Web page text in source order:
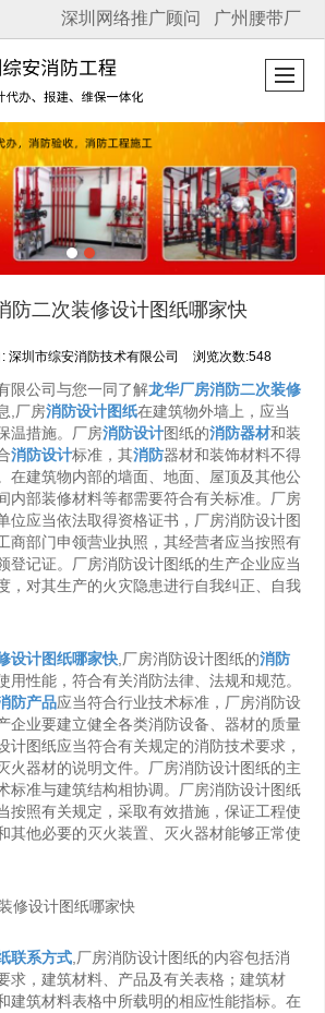
很遗憾，因您的浏览器版本过低导致无法获得最佳浏览体验，推荐下载安装谷歌浏览器！
深圳网络推广顾问 广州腰带厂
防二次装修设计图纸哪家快
:深圳市综安消防技术有限公司 浏览次数:548
限公司与您一同了解龙华厂房消防二次装修
,厂房消防设计图纸在建筑物外墙上，应当
温措施。厂房消防设计图纸的消防器材和装
消防设计标准，其消防器材和装饰材料不得
在建筑物内部的墙面、地面、屋顶及其他公
内部装修材料等都需要符合有关标准。厂房
位应当依法取得资格证书，厂房消防设计图
商部门申领营业执照，其经营者应当按照有
登记证。厂房消防设计图纸的生产企业应当
，对其生产的火灾隐患进行自我纠正、自我
设计图纸哪家快,厂房消防设计图纸的消防
用性能，符合有关消防法律、法规和规范。
防产品应当符合行业技术标准，厂房消防设
企业要建立健全各类消防设备、器材的质量
计图纸应当符合有关规定的消防技术要求，
火器材的说明文件。厂房消防设计图纸的主
标准与建筑结构相协调。厂房消防设计图纸
按照有关规定，采取有效措施，保证工程使
其他必要的灭火装置、灭火器材能够正常使
联系方式,厂房消防设计图纸的内容包括消
求，建筑材料、产品及有关表格；建筑材
建筑材料表格中所载明的相应性能指标。在